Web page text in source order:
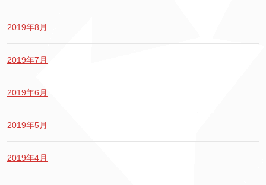
2019年8月
2019年7月
2019年6月
2019年5月
2019年4月